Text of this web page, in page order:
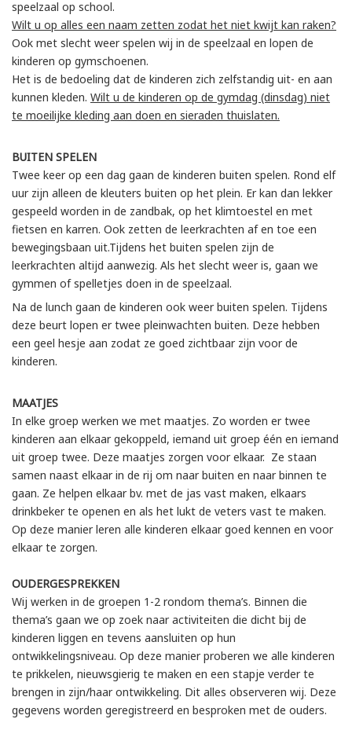
speelzaal op school.
Wilt u op alles een naam zetten zodat het niet kwijt kan raken?
Ook met slecht weer spelen wij in de speelzaal en lopen de
kinderen op gymschoenen.
Het is de bedoeling dat de kinderen zich zelfstandig uit- en aan
kunnen kleden. Wilt u de kinderen op de gymdag (dinsdag) niet
te moeilijke kleding aan doen en sieraden thuislaten.
BUITEN SPELEN
Twee keer op een dag gaan de kinderen buiten spelen. Rond elf
uur zijn alleen de kleuters buiten op het plein. Er kan dan lekker
gespeeld worden in de zandbak, op het klimtoestel en met
fietsen en karren. Ook zetten de leerkrachten af en toe een
bewegingsbaan uit.Tijdens het buiten spelen zijn de
leerkrachten altijd aanwezig. Als het slecht weer is, gaan we
gymmen of spelletjes doen in de speelzaal.
Na de lunch gaan de kinderen ook weer buiten spelen. Tijdens
deze beurt lopen er twee pleinwachten buiten. Deze hebben
een geel hesje aan zodat ze goed zichtbaar zijn voor de
kinderen.
MAATJES
In elke groep werken we met maatjes. Zo worden er twee
kinderen aan elkaar gekoppeld, iemand uit groep één en iemand
uit groep twee. Deze maatjes zorgen voor elkaar. Ze staan
samen naast elkaar in de rij om naar buiten en naar binnen te
gaan. Ze helpen elkaar bv. met de jas vast maken, elkaars
drinkbeker te openen en als het lukt de veters vast te maken.
Op deze manier leren alle kinderen elkaar goed kennen en voor
elkaar te zorgen.
OUDERGESPREKKEN
Wij werken in de groepen 1-2 rondom thema’s. Binnen die
thema’s gaan we op zoek naar activiteiten die dicht bij de
kinderen liggen en tevens aansluiten op hun
ontwikkelingsniveau. Op deze manier proberen we alle kinderen
te prikkelen, nieuwsgierig te maken en een stapje verder te
brengen in zijn/haar ontwikkeling. Dit alles observeren wij. Deze
gegevens worden geregistreerd en besproken met de ouders.